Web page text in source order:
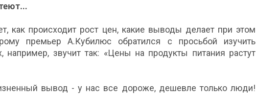
как происходит рост цен, какие выводы делает при этом
премьер А.Кубилюс обратился с просьбой изучить
например, звучит так: «Цены на продукты питания растут
вывод - у нас все дороже, дешевле только люди!